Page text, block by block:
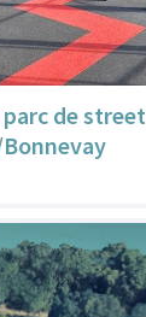
de street